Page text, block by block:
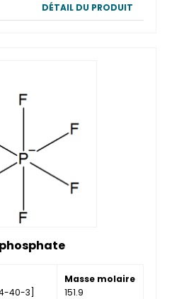
DÉTAIL DU PRODUIT
40-3]
Masse molaire
151.9